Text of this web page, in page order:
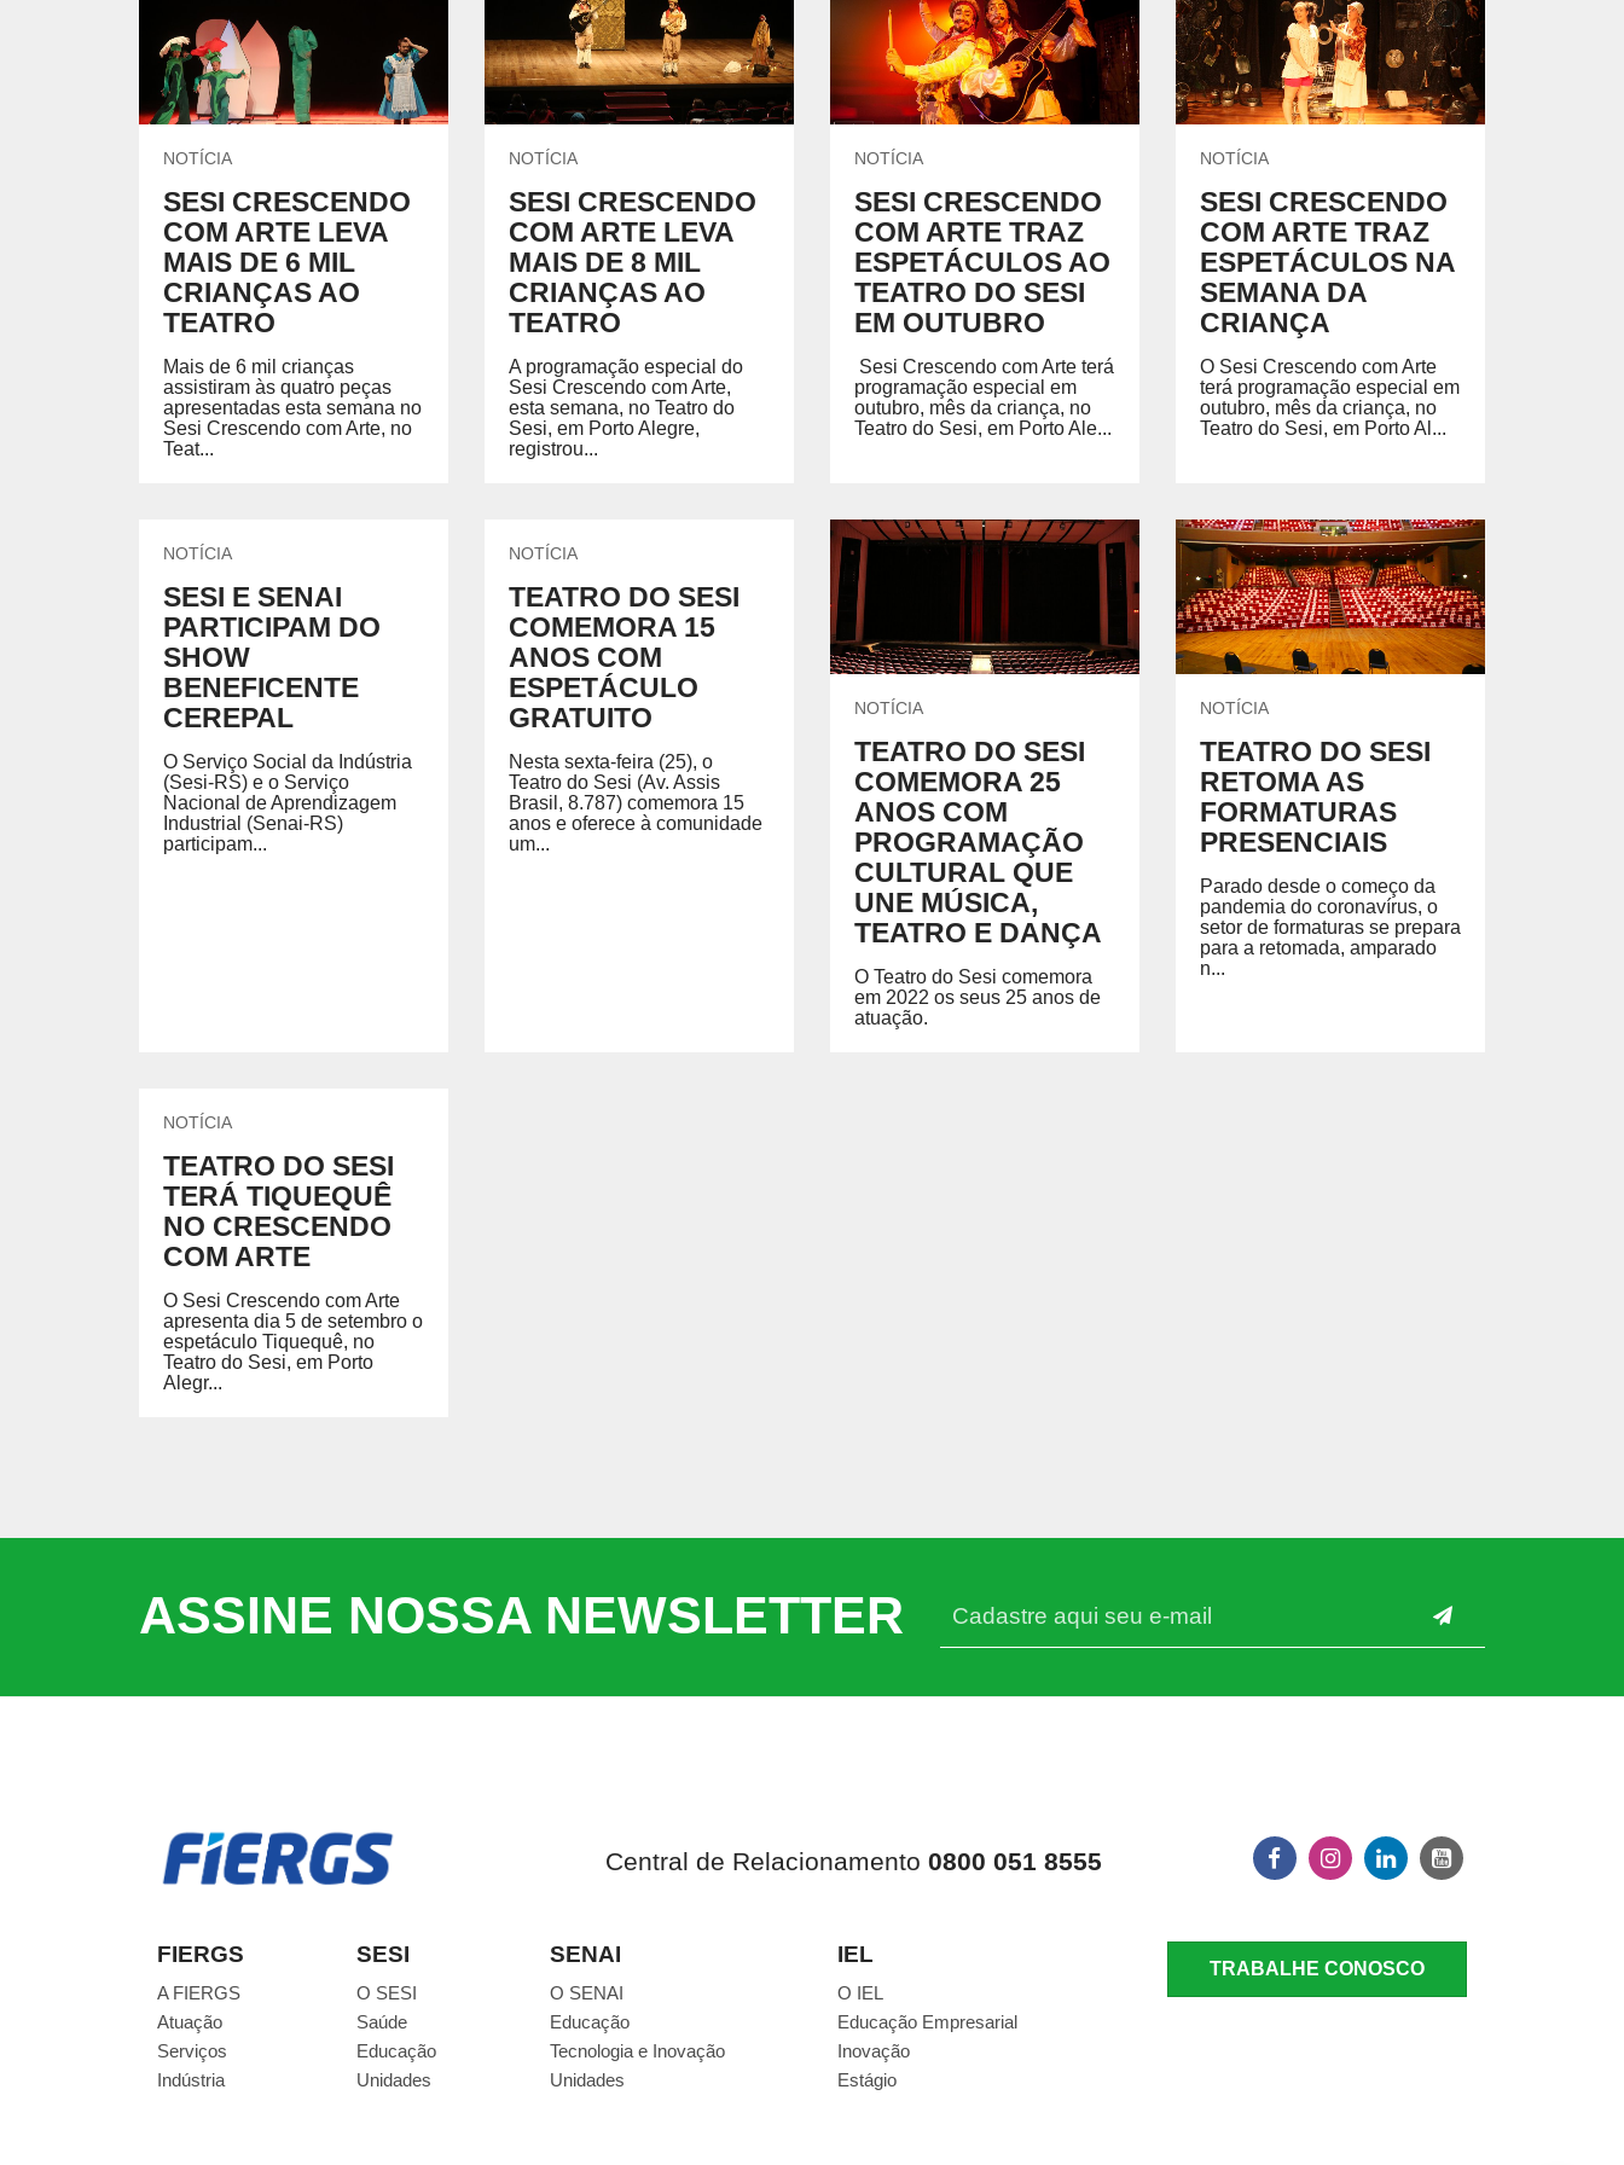
Locação de Espaços
Parque do SESI
Treinamentos em NR
Locação de Espaços
MAIS SOBRE A SAÚDE
SESIMAX Saúde
ENSINO MÉDIO
Um lugar onde os alunos são instigados a valorizar o
conhecimento para garantir mais oportunidades na
vida profissional.
INSTITUTO SESI DE FORMAÇÃO DE
PROFESSORES
Um espaço pensado para potencializar a gestão e
análise de dados, tecnologia e aprendizagem ativa.
AMBIENTE MOODLE EJA
Ambiente Moodle EJA
AMBIENTE DE APRENDIZAGEM LMS
Ambiente de Aprendizagem LMS
PORTAL DO ALUNO EJA E ENSINO MÉDIO
Acervo Virtual
Encontre nossas unidades. CENTRAL DO CREDENCIADO LEGADO DAS ENCHENTES DE 2024
NOTÍCIA
SESI CRESCENDO
COM ARTE LEVA
MAIS DE 6 MIL
CRIANÇAS AO
TEATRO
Mais de 6 mil crianças
assistiram às quatro peças
apresentadas esta semana no
Sesi Crescendo com Arte, no
Teat...
NOTÍCIA
SESI CRESCENDO
COM ARTE LEVA
MAIS DE 8 MIL
CRIANÇAS AO
TEATRO
A programação especial do
Sesi Crescendo com Arte,
esta semana, no Teatro do
Sesi, em Porto Alegre,
registrou...
NOTÍCIA
SESI CRESCENDO
COM ARTE TRAZ
ESPETÁCULOS AO
TEATRO DO SESI
EM OUTUBRO
Sesi Crescendo com Arte terá
programação especial em
outubro, mês da criança, no
Teatro do Sesi, em Porto Ale...
NOTÍCIA
SESI CRESCENDO
COM ARTE TRAZ
ESPETÁCULOS NA
SEMANA DA
CRIANÇA
O Sesi Crescendo com Arte
terá programação especial em
outubro, mês da criança, no
Teatro do Sesi, em Porto Al...
NOTÍCIA
SESI E SENAI
PARTICIPAM DO
SHOW
BENEFICENTE
CEREPAL
O Serviço Social da Indústria
(Sesi-RS) e o Serviço
Nacional de Aprendizagem
Industrial (Senai-RS)
participam...
NOTÍCIA
TEATRO DO SESI
COMEMORA 15
ANOS COM
ESPETÁCULO
GRATUITO
Nesta sexta-feira (25), o
Teatro do Sesi (Av. Assis
Brasil, 8.787) comemora 15
anos e oferece à comunidade
um...
NOTÍCIA
TEATRO DO SESI
COMEMORA 25
ANOS COM
PROGRAMAÇÃO
CULTURAL QUE
UNE MÚSICA,
TEATRO E DANÇA
O Teatro do Sesi comemora
em 2022 os seus 25 anos de
atuação.
NOTÍCIA
TEATRO DO SESI
RETOMA AS
FORMATURAS
PRESENCIAIS
Parado desde o começo da
pandemia do coronavírus, o
setor de formaturas se prepara
para a retomada, amparado
n...
NOTÍCIA
TEATRO DO SESI
TERÁ TIQUEQUÊ
NO CRESCENDO
COM ARTE
O Sesi Crescendo com Arte
apresenta dia 5 de setembro o
espetáculo Tiquequê, no
Teatro do Sesi, em Porto
Alegr...
ASSINE NOSSA NEWSLETTER
Central de Relacionamento0800 051 8555
FIERGS
A FIERGS
Atuação
Serviços
Indústria
SESI
O SESI
Saúde
Educação
Unidades
SENAI
O SENAI
Educação
Tecnologia e Inovação
Unidades
IEL
O IEL
Educação Empresarial
Inovação
Estágio
TRABALHE CONOSCO